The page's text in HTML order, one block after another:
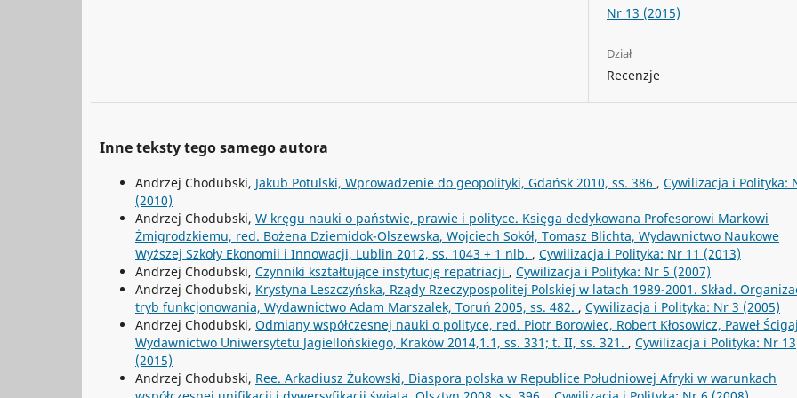
Nr 13 (2015)
Dział
Recenzje
Inne teksty tego samego autora
Andrzej Chodubski, Jakub Potulski, Wprowadzenie do geopolityki, Gdańsk 2010, ss. 386 , Cywilizacja i Polityka:
(2010)
Andrzej Chodubski, W kręgu nauki o państwie, prawie i polityce. Księga dedykowana Profesorowi Markowi
Żmigrodzkiemu, red. Bożena Dziemidok-Olszewska, Wojciech Sokół, Tomasz Blichta, Wydawnictwo Naukowe
Wyższej Szkoły Ekonomii i Innowacji, Lublin 2012, ss. 1043 + 1 nlb. , Cywilizacja i Polityka: Nr 11 (2013)
Andrzej Chodubski, Czynniki kształtujące instytucję repatriacji , Cywilizacja i Polityka: Nr 5 (2007)
Andrzej Chodubski, Krystyna Leszczyńska, Rządy Rzeczypospolitej Polskiej w latach 1989-2001. Skład.
tryb funkcjonowania, Wydawnictwo Adam Marszalek, Toruń 2005, ss. 482. , Cywilizacja i Polityka: Nr 3 (2005)
Andrzej Chodubski, Odmiany współczesnej nauki o polityce, red. Piotr Borowiec, Robert Kłosowicz, Paweł
Wydawnictwo Uniwersytetu Jagiellońskiego, Kraków 2014,1.1, ss. 331; t. II, ss. 321. , Cywilizacja i Polityka: Nr 13
(2015)
Andrzej Chodubski, Ree. Arkadiusz Żukowski, Diaspora polska w Republice Południowej Afryki w warunkach